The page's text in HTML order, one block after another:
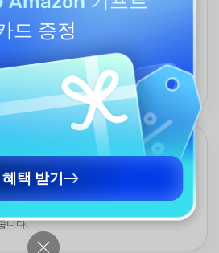
전 설정 옵션에만 제한되는 반면, UPDF AI
포인트, 언어, 문체, 길이 등 모든 요구사
있습니다. 또한 예시 문단을 제공하면 AI가
를 학습하여 원하는 결과를 더욱 정확하게
ChatGPT 5과 DeepSeek R1이라는 고급 AI
사용자 요구에 딱 맞는 고품질 문단을 제
니다.
드 증정
혜택 받기